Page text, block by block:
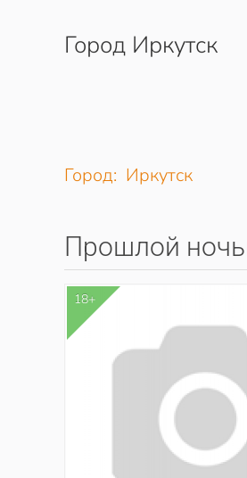
Перейти к содержимому
Город Иркутск
Город: Иркутск
Прошлой
18+